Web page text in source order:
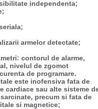
independenta;
armelor detectate;
contorul de alarme,
nivelul de zgomot
de programare.
este inofensiva fata de
cardiace sau alte sisteme
precum si fata de
si magnetice;